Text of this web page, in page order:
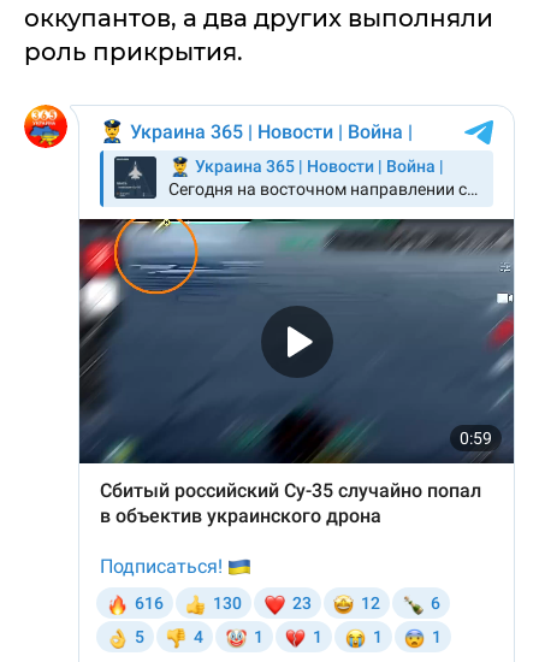
оккупантов, а два других выполняли
роль прикрытия.